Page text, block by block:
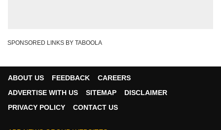
SPONSORED LINKS BY TABOOLA
ABOUT US FEEDBACK
CAREERS
ADVERTISE WITH US
SITEMAP
DISCLAIMER
PRIVACY POLICY
CONTACT US